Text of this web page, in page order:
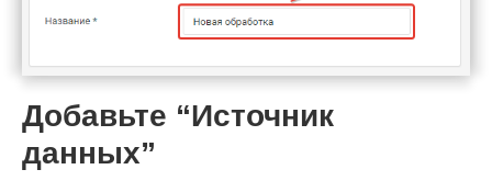
Добавьте “Источник
данных”